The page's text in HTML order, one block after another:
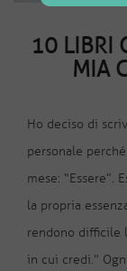
10 LIBRI
MIA
Ho deciso di
personale
mese: “Essere”.
la propria
rendono difficile
in cui credi.”